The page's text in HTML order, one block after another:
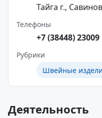
Тайга г.,
Телефоны
+7 (38448) 23009
Рубрики
Швейные
Деятельность